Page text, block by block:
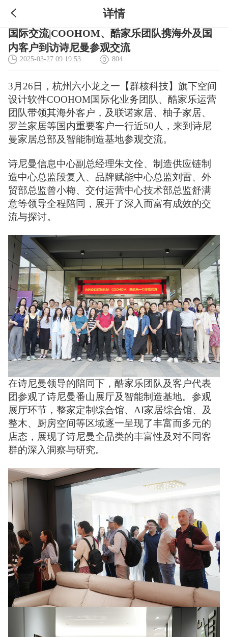
详情
国际交流|COOHOM、酷家乐团队携海外及国
内客户到访诗尼曼参观交流
2025-03-27 09:19:53 804
3月26日，杭州六小龙之一【群核科技】旗下空间
设计软件COOHOM国际化业务团队、酷家乐运营
团队带领其海外客户，及联诺家居、柚子家居、
罗兰家居等国内重要客户一行近50人，来到诗尼
曼家居总部及智能制造基地参观交流。
诗尼曼信息中心副总经理朱文佺、制造供应链制
造中心总监段复入、品牌赋能中心总监刘雷、外
贸部总监曾小梅、交付运营中心技术部总监舒满
意等领导全程陪同，展开了深入而富有成效的交
流与探讨。
在诗尼曼领导的陪同下，酷家乐团队及客户代表
团参观了诗尼曼番山展厅及智能制造基地。参观
展厅环节，整家定制综合馆、AI家居综合馆、及
整木、厨房空间等区域逐一呈现了丰富而多元的
店态，展现了诗尼曼全品类的丰富性及对不同客
群的深入洞察与研究。